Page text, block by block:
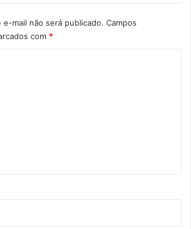
mail não será publicado. Campos
com *